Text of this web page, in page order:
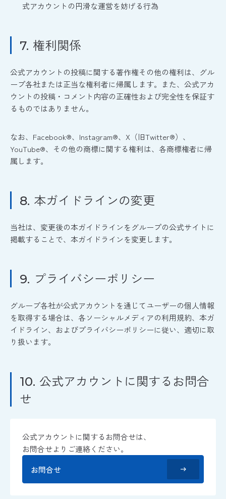
式アカウントの円滑な運営を妨げる行為
7. 権利関係
公式アカウントの投稿に関する著作権その他の権利は、グル
ープ各社または正当な権利者に帰属します。また、公式アカ
ウントの投稿・コメント内容の正確性および完全性を保証す
るものではありません。
なお、Facebook®、Instagram®、X（旧Twitter®）、
YouTube®、その他の商標に関する権利は、各商標権者に帰
属します。
8. 本ガイドラインの変更
当社は、変更後の本ガイドラインをグループの公式サイトに
掲載することで、本ガイドラインを変更します。
9. プライバシーポリシー
グループ各社が公式アカウントを通じてユーザーの個人情報
を取得する場合は、各ソーシャルメディアの利用規約、本ガ
イドライン、およびプライバシーポリシーに従い、適切に取
り扱います。
10. 公式アカウントに関するお問合
せ
公式アカウントに関するお問合せは、
お問合せよりご連絡ください。
お問合せ